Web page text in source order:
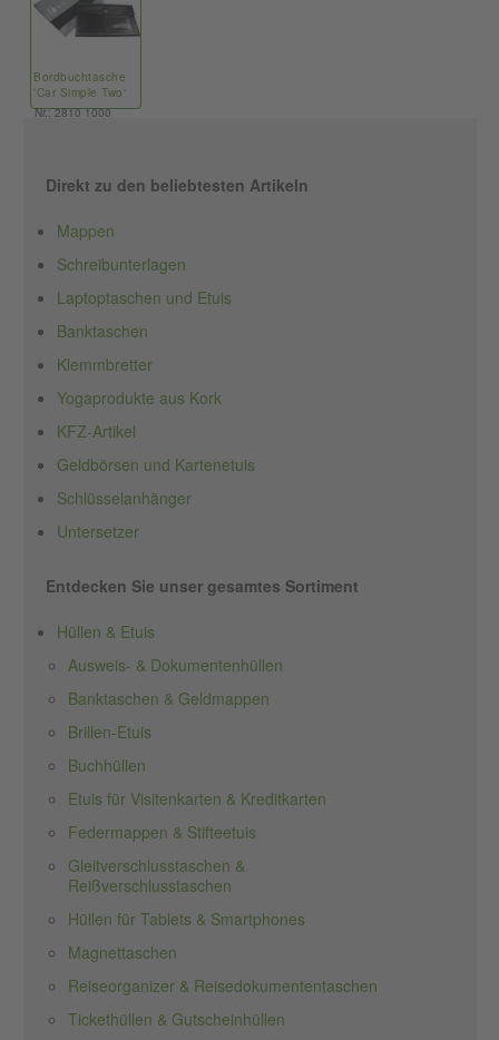
Bordbuchtasche
'Car Simple Two'
Nr.: 2810 1000
Direkt zu den beliebtesten Artikeln
Mappen
Schreibunterlagen
Laptoptaschen und Etuis
Banktaschen
Klemmbretter
Yogaprodukte aus Kork
KFZ-Artikel
Geldbörsen und Kartenetuis
Schlüsselanhänger
Untersetzer
Entdecken Sie unser gesamtes Sortiment
Hüllen & Etuis
Ausweis- & Dokumentenhüllen
Banktaschen & Geldmappen
Brillen-Etuis
Buchhüllen
Etuis für Visitenkarten & Kreditkarten
Federmappen & Stifteetuis
Gleitverschlusstaschen &
Reißverschlusstaschen
Hüllen für Tablets & Smartphones
Magnettaschen
Reiseorganizer & Reisedokumententaschen
Tickethüllen & Gutscheinhüllen